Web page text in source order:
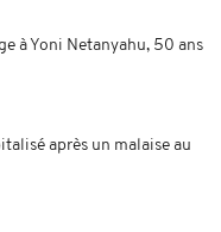
à Yoni Netanyahu, 50 ans
après un malaise au